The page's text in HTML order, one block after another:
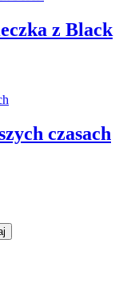
z Black
czasach